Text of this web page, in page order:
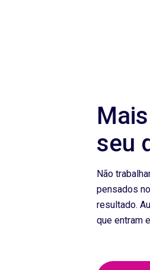
seu
Não
pensados
resultado.
que entram